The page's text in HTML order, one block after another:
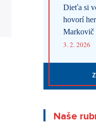
Dieťa si
hovorí
Markovič
3. 2. 2026
Naše